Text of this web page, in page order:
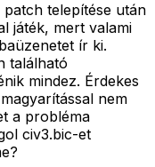
telepítése után
játék, mert valami
ír ki.
található
mindez. Érdekes
nem
a probléma
civ3.bic-et